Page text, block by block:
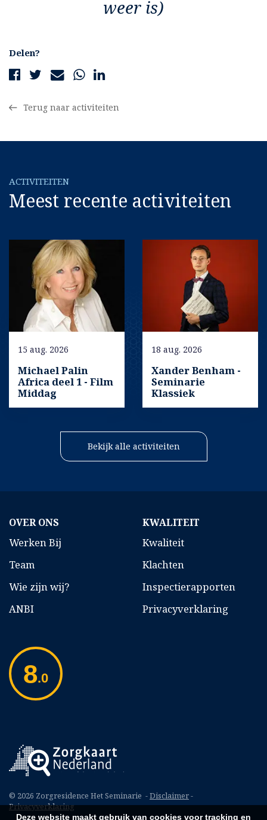
weer is)
Delen?
Terug naar activiteiten
ACTIVITEITEN
Meest recente activiteiten
15 aug. 2026
Michael Palin
Africa deel 1 - Film
Middag
18 aug. 2026
Xander Benham -
Seminarie
Klassiek
Bekijk alle activiteiten
OVER ONS
Werken Bij
Team
Wie zijn wij?
ANBI
KWALITEIT
Kwaliteit
Klachten
Inspectierapporten
Privacyverklaring
8.0
© 2026 Zorgresidence Het Seminarie -Disclaimer-
Privacyverklaring
Deze website maakt gebruik van cookies voor tracking en